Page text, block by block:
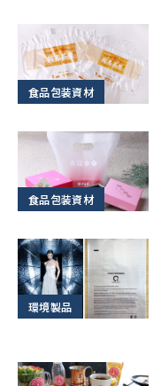
食品包装資材
食品包装資材
環境製品